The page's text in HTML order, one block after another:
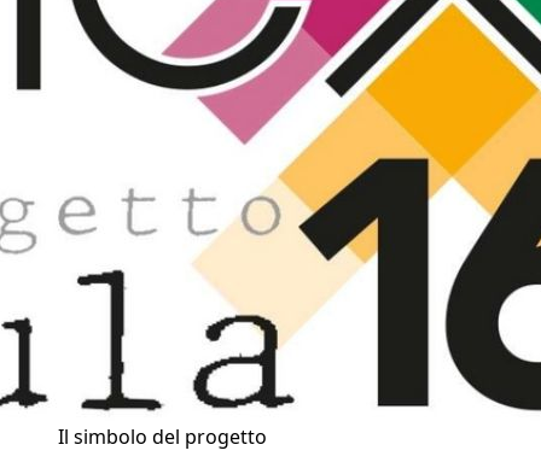
Il simbolo del progetto